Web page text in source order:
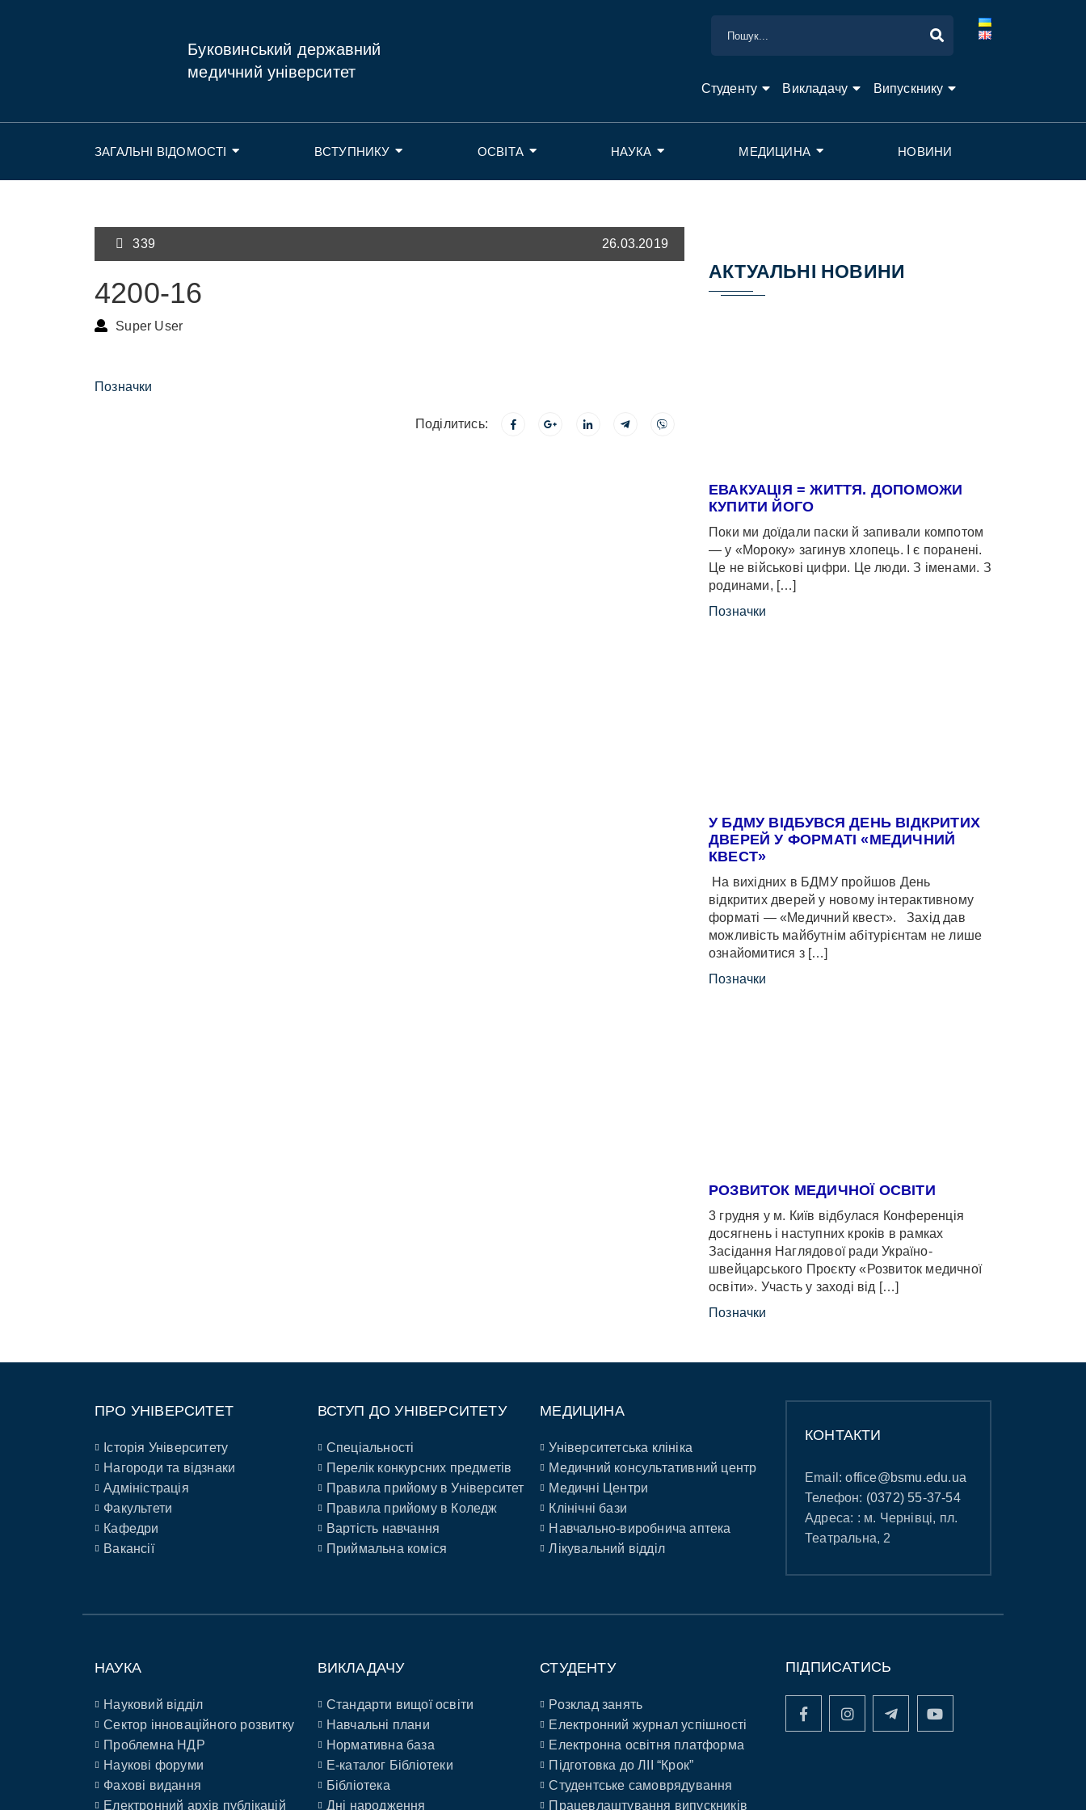
Буковинський державний
медичний університет
Студенту Викладачу Випускнику
ЗАГАЛЬНІ ВІДОМОСТІ ВСТУПНИКУ ОСВІТА НАУКА МЕДИЦИНА НОВИНИ
339 26.03.2019
4200-16
Super User
Позначки
Поділитись:
АКТУАЛЬНІ НОВИНИ
ЕВАКУАЦІЯ = ЖИТТЯ. ДОПОМОЖИ
КУПИТИ ЙОГО
Поки ми доїдали паски й запивали компотом
— у «Мороку» загинув хлопець. І є поранені.
Це не військові цифри. Це люди. З іменами. З
родинами, […]
Позначки
У БДМУ ВІДБУВСЯ ДЕНЬ ВІДКРИТИХ
ДВЕРЕЙ У ФОРМАТІ «МЕДИЧНИЙ
КВЕСТ»
На вихідних в БДМУ пройшов День
відкритих дверей у новому інтерактивному
форматі — «Медичний квест». Захід дав
можливість майбутнім абітурієнтам не лише
ознайомитися з […]
Позначки
РОЗВИТОК МЕДИЧНОЇ ОСВІТИ
3 грудня у м. Київ відбулася Конференція
досягнень і наступних кроків в рамках
Засідання Наглядової ради Україно-
швейцарського Проєкту «Розвиток медичної
освіти». Участь у заході від […]
Позначки
ПРО УНІВЕРСИТЕТ
Історія Університету
Нагороди та відзнаки
Адміністрація
Факультети
Кафедри
Вакансії
ВСТУП ДО УНІВЕРСИТЕТУ
Спеціальності
Перелік конкурсних предметів
Правила прийому в Університет
Правила прийому в Коледж
Вартість навчання
Приймальна коміся
МЕДИЦИНА
Університетська клініка
Медичний консультативний центр
Медичні Центри
Клінічні бази
Навчально-виробнича аптека
Лікувальний відділ
КОНТАКТИ
Email:office@bsmu.edu.ua
Телефон: (0372) 55-37-54
Адреса: : м. Чернівці, пл.
Театральна, 2
НАУКА
Науковий відділ
Сектор інноваційного розвитку
Проблемна НДР
Наукові форуми
Фахові видання
Електронний архів публікацій
ВИКЛАДАЧУ
Стандарти вищої освіти
Навчальні плани
Нормативна база
E-каталог Бібліотеки
Бібліотека
Дні народження
СТУДЕНТУ
Розклад занять
Електронний журнал успішності
Електронна освітня платформа
Підготовка до ЛІІ “Крок”
Студентське самоврядування
Працевлаштування випускників
ПІДПИСАТИСЬ